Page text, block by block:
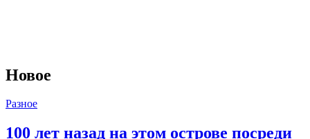
Новое
Разное
100 лет назад на этом острове посреди